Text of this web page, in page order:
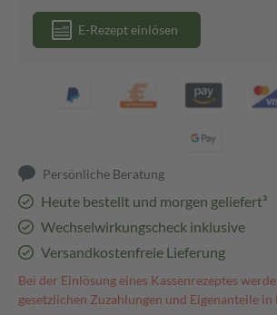
E-Rezept einlösen
Persönliche Beratung
Heute bestellt und morgen geliefert³
Wechselwirkungscheck inklusive
Versandkostenfreie Lieferung
Bei der Einlösung eines Kassenrezeptes
gesetzlichen Zuzahlungen und Eigenanteile in